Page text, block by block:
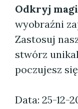
Odkryj
wyobraźni
Zastosuj
stwórz
poczujesz
Data: 25-12-